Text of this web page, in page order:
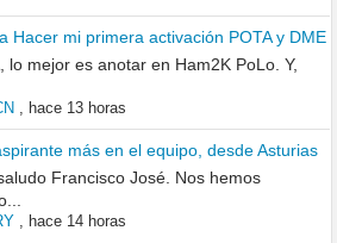
Hacer mi primera activación POTA y DME
lo mejor es anotar en Ham2K PoLo. Y,
, hace 13 horas
más en el equipo, desde Asturias
Francisco José. Nos hemos
, hace 14 horas